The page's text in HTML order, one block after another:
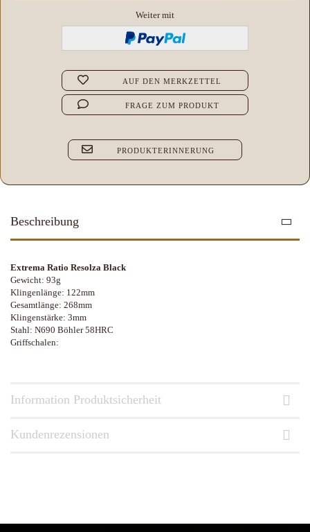
Weiter mit
AUF DEN MERKZETTEL
FRAGE ZUM PRODUKT
PRODUKTERINNERUNG
Beschreibung
Extrema Ratio Resolza Black
Gewicht: 93g
Klingenlänge: 122mm
Gesamtlänge: 268mm
Klingenstärke: 3mm
Stahl: N690 Böhler 58HRC
Griffschalen:
Information Produktsicherheit
Kundenrezensionen